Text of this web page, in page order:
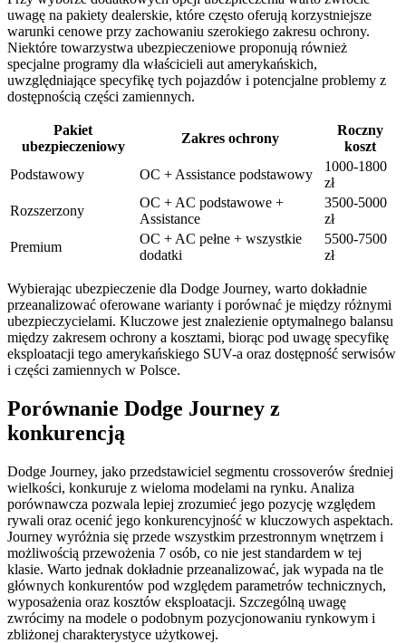
uwagę na pakiety dealerskie, które często oferują korzystniejsze
warunki cenowe przy zachowaniu szerokiego zakresu ochrony.
Niektóre towarzystwa ubezpieczeniowe proponują również
specjalne programy dla właścicieli aut amerykańskich,
uwzględniające specyfikę tych pojazdów i potencjalne problemy z
dostępnością części zamiennych.
Pakiet
ubezpieczeniowy
Zakres ochrony
Roczny
koszt
Podstawowy
OC + Assistance podstawowy
1000-1800
zł
Rozszerzony
OC + AC podstawowe +
Assistance
3500-5000
zł
Premium
OC + AC pełne + wszystkie
dodatki
5500-7500
zł
Wybierając ubezpieczenie dla Dodge Journey, warto dokładnie
przeanalizować oferowane warianty i porównać je między różnymi
ubezpieczycielami. Kluczowe jest znalezienie optymalnego balansu
między zakresem ochrony a kosztami, biorąc pod uwagę specyfikę
eksploatacji tego amerykańskiego SUV-a oraz dostępność serwisów
i części zamiennych w Polsce.
Porównanie Dodge Journey z
konkurencją
Dodge Journey, jako przedstawiciel segmentu crossoverów średniej
wielkości, konkuruje z wieloma modelami na rynku. Analiza
porównawcza pozwala lepiej zrozumieć jego pozycję względem
rywali oraz ocenić jego konkurencyjność w kluczowych aspektach.
Journey wyróżnia się przede wszystkim przestronnym wnętrzem i
możliwością przewożenia 7 osób, co nie jest standardem w tej
klasie. Warto jednak dokładnie przeanalizować, jak wypada na tle
głównych konkurentów pod względem parametrów technicznych,
wyposażenia oraz kosztów eksploatacji. Szczególną uwagę
zwrócimy na modele o podobnym pozycjonowaniu rynkowym i
zbliżonej charakterystyce użytkowej.